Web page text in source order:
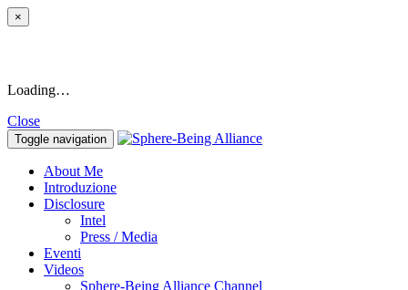
×
Loading…
Close
Toggle navigation
About Me
Introduzione
Disclosure
Intel
Press / Media
Eventi
Videos
Sphere-Being Alliance Channel